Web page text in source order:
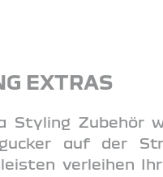
EXTRAS
Styling Zubehör
auf der
verleihen